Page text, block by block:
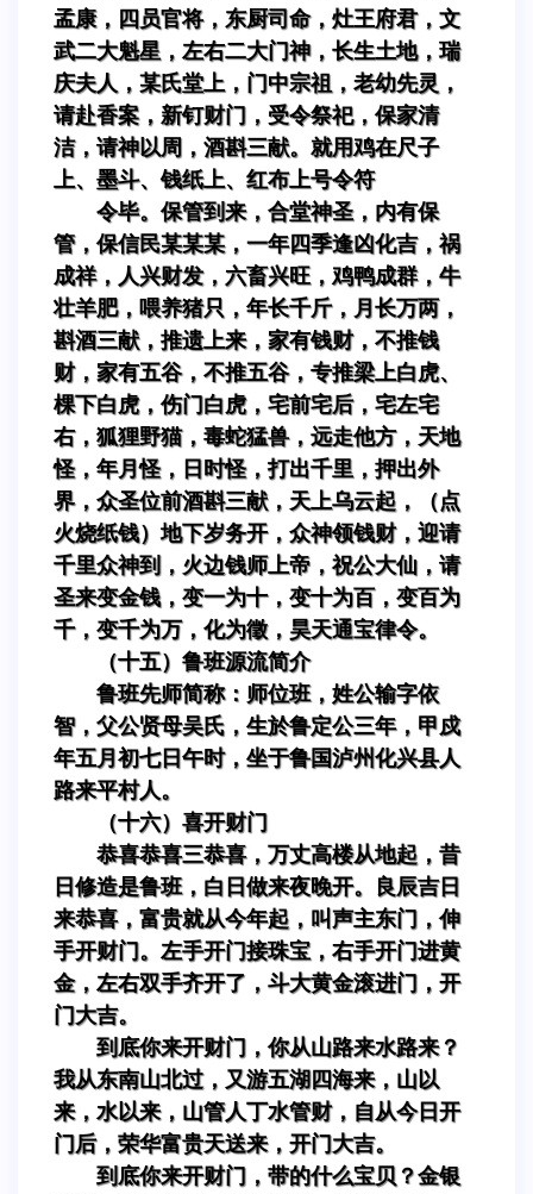
孟康，四员官将，东厨司命，灶王府君，文
武二大魁星，左右二大门神，长生土地，瑞
庆夫人，某氏堂上，门中宗祖，老幼先灵，
请赴香案，新钉财门，受令祭祀，保家清
洁，请神以周，酒斟三献。就用鸡在尺子
上、墨斗、钱纸上、红布上号令符
令毕。保管到来，合堂神圣，内有保
管，保信民某某某，一年四季逢凶化吉，祸
成祥，人兴财发，六畜兴旺，鸡鸭成群，牛
壮羊肥，喂养猪只，年长千斤，月长万两，
斟酒三献，推遗上来，家有钱财，不推钱
财，家有五谷，不推五谷，专推梁上白虎、
棵下白虎，伤门白虎，宅前宅后，宅左宅
右，狐狸野猫，毒蛇猛兽，远走他方，天地
怪，年月怪，日时怪，打出千里，押出外
界，众圣位前酒斟三献，天上乌云起，（点
火烧纸钱）地下岁务开，众神领钱财，迎请
千里众神到，火边钱师上帝，祝公大仙，请
圣来变金钱，变一为十，变十为百，变百为
千，变千为万，化为徵，昊天通宝律令。
（十五）鲁班源流简介
鲁班先师简称：师位班，姓公输字依
智，父公贤母吴氏，生於鲁定公三年，甲戍
年五月初七日午时，坐于鲁国泸州化兴县人
路来平村人。
（十六）喜开财门
恭喜恭喜三恭喜，万丈高楼从地起，昔
日修造是鲁班，白日做来夜晚开。良辰吉日
来恭喜，富贵就从今年起，叫声主东门，伸
手开财门。左手开门接珠宝，右手开门进黄
金，左右双手齐开了，斗大黄金滚进门，开
门大吉。
到底你来开财门，你从山路来水路来？
我从东南山北过，又游五湖四海来，山以
来，水以来，山管人丁水管财，自从今日开
门后，荣华富贵天送来，开门大吉。
到底你来开财门，带的什么宝贝？金银